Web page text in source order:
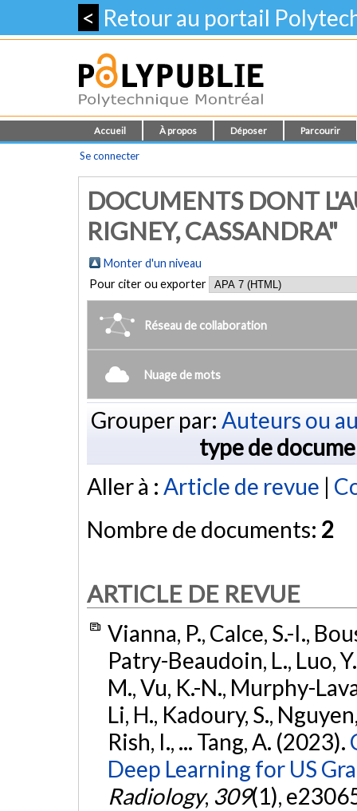
< Retour au portail
Accueil À propos Déposer Parcourir
Se connecter
DOCUMENTS DONT
RIGNEY, CASSANDRA"
Monter d'un niveau
Pour citer ou exporter
Réseau de collaboration
Nuage de mots
Grouper par: Auteurs ou
type de
Aller à : Article de revue |
Nombre de documents: 2
ARTICLE DE REVUE
Vianna, P., Calce, S.-I.,
Patry-Beaudoin, L., Luo,
M., Vu, K.-N., Murphy-
Li, H., Kadoury, S.,
Rish, I., ... Tang, A. (2023).
Deep Learning for US
Radiology, 309(1),